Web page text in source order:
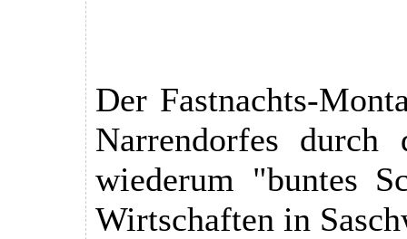
Der Fastnachts-
Narrendorfes durch
wiederum "buntes
Wirtschaften in